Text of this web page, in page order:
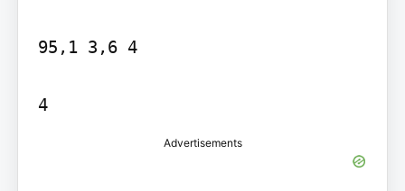
95,1 3,6 4
4
Advertisements